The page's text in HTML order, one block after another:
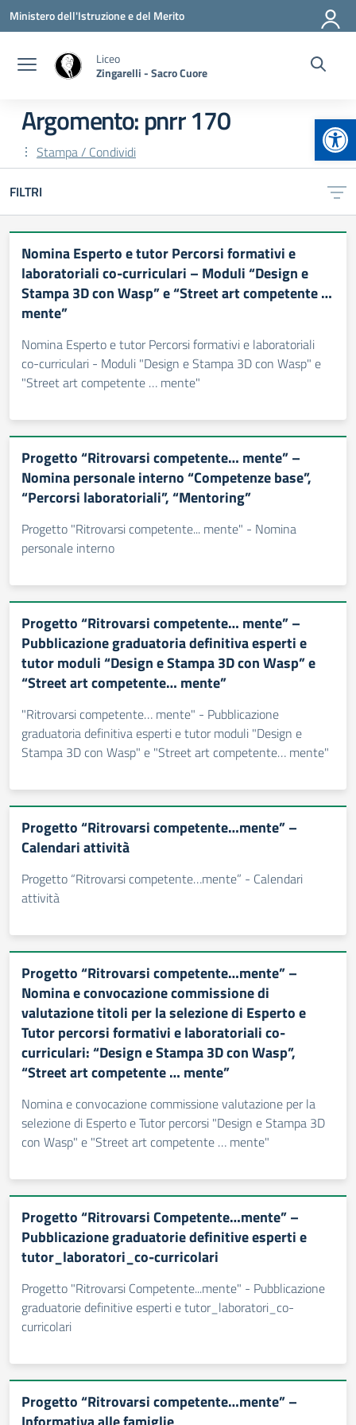
Vai ai contenuti
Vai al menu di navigazione
Vai al footer
Ministero dell'Istruzione e del Merito
Liceo
Zingarelli - Sacro Cuore
Argomento: pnrr 170
Stampa / Condividi
FILTRI
Nomina Esperto e tutor Percorsi formativi e
laboratoriali co-curriculari – Moduli “Design e
Stampa 3D con Wasp” e “Street art competente …
mente”
Nomina Esperto e tutor Percorsi formativi e laboratoriali
co-curriculari - Moduli "Design e Stampa 3D con Wasp" e
"Street art competente … mente"
Progetto “Ritrovarsi competente… mente” –
Nomina personale interno “Competenze base”,
“Percorsi laboratoriali”, “Mentoring”
Progetto "Ritrovarsi competente... mente" - Nomina
personale interno
Progetto “Ritrovarsi competente… mente” –
Pubblicazione graduatoria definitiva esperti e
tutor moduli “Design e Stampa 3D con Wasp” e
“Street art competente… mente”
"Ritrovarsi competente… mente" - Pubblicazione
graduatoria definitiva esperti e tutor moduli "Design e
Stampa 3D con Wasp" e "Street art competente… mente"
Progetto “Ritrovarsi competente…mente” –
Calendari attività
Progetto “Ritrovarsi competente…mente” - Calendari
attività
Progetto “Ritrovarsi competente…mente” –
Nomina e convocazione commissione di
valutazione titoli per la selezione di Esperto e
Tutor percorsi formativi e laboratoriali co-
curriculari: “Design e Stampa 3D con Wasp”,
“Street art competente … mente”
Nomina e convocazione commissione valutazione per la
selezione di Esperto e Tutor percorsi "Design e Stampa 3D
con Wasp" e "Street art competente … mente"
Progetto “Ritrovarsi Competente…mente” –
Pubblicazione graduatorie definitive esperti e
tutor_laboratori_co-curricolari
Progetto "Ritrovarsi Competente...mente" - Pubblicazione
graduatorie definitive esperti e tutor_laboratori_co-
curricolari
Progetto “Ritrovarsi competente…mente” –